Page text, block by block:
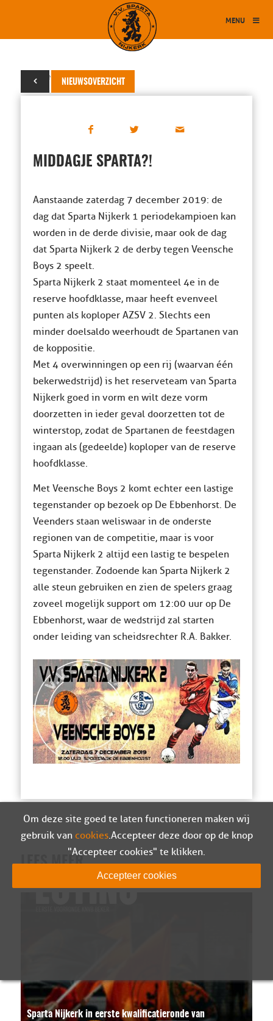
MENU
NIEUWSOVERZICHT
05 december 2019
MIDDAGJE SPARTA?!
Aanstaande zaterdag 7 december 2019: de
dag dat Sparta Nijkerk 1 periodekampioen kan
worden in de derde divisie, maar ook de dag
dat Sparta Nijkerk 2 de derby tegen Veensche
Boys 2 speelt.
Sparta Nijkerk 2 staat momenteel 4e in de
reserve hoofdklasse, maar heeft evenveel
punten als koploper AZSV 2. Slechts een
minder doelsaldo weerhoudt de Spartanen van
de koppositie.
Met 4 overwinningen op een rij (waarvan één
bekerwedstrijd) is het reserveteam van Sparta
Nijkerk goed in vorm en wilt deze vorm
doorzetten in ieder geval doorzetten tot de
winterstop, zodat de Spartanen de feestdagen
ingaan als (gedeelde) koploper van de reserve
hoofdklasse.
Met Veensche Boys 2 komt echter een lastige
tegenstander op bezoek op De Ebbenhorst. De
Veenders staan weliswaar in de onderste
regionen van de competitie, maar is voor
Sparta Nijkerk 2 altijd een lastig te bespelen
tegenstander. Zodoende kan Sparta Nijkerk 2
alle steun gebruiken en zien de spelers graag
zoveel mogelijk support om 12:00 uur op De
Ebbenhorst, waar de wedstrijd zal starten
onder leiding van scheidsrechter R.A. Bakker.
LEES MEER
Sparta Nijkerk in eerste kwalificatieronde van
Om deze site goed te laten functioneren maken wij
gebruik van cookies. Accepteer deze door op de knop
"Accepteer cookies" te klikken.
Accepteer cookies